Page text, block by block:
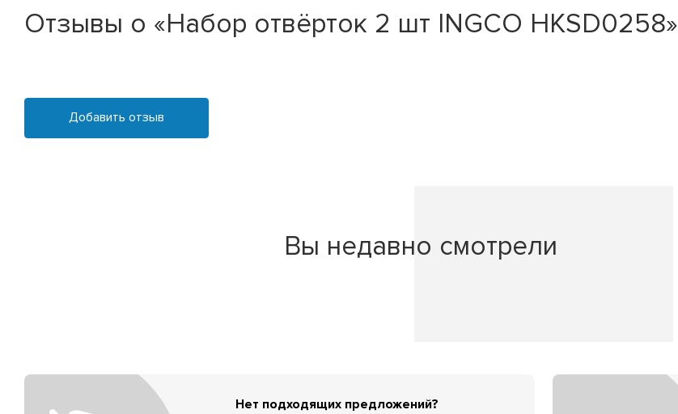
Отзывы о «Набор отвëрток 2 шт INGCO HKSD0258»
Добавить отзыв
Вы недавно смотрели
Нет подходящих предложений?